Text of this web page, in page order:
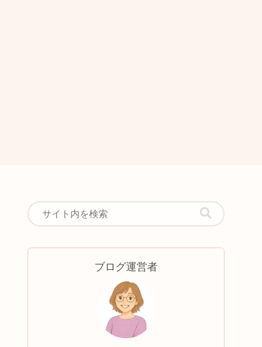
ブログ運営者